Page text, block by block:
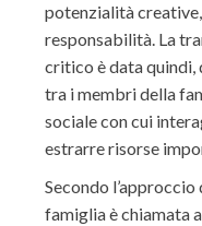
potenzialità
responsabilità. La
critico è data quindi,
tra i membri della
sociale con cui
estrarre risorse
Secondo
famiglia è chiamata